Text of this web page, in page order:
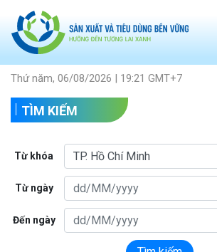
Thứ năm, 06/08/2026 | 19:21 GMT+7
TÌM KIẾM
Từ khóa
Từ ngày
Đến ngày